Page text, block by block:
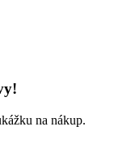
na nákup.